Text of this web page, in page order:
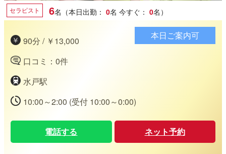
セラピスト 6名（本日出勤： 0名 今すぐ： 0名）
90分 / ￥13,000
口コミ：0件
水戸駅
10:00～2:00 (受付 10:00～0:00)
本日ご案内可
電話する ネット予約